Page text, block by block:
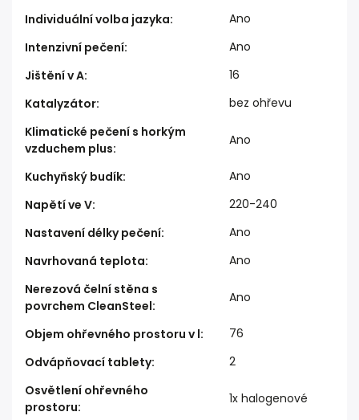
Individuální volba jazyka:
Ano
Intenzivní pečení:
Ano
Jištění v A:
16
Katalyzátor:
bez ohřevu
Klimatické pečení s horkým
vzduchem plus:
Ano
Kuchyňský budík:
Ano
Napětí ve V:
220-240
Nastavení délky pečení:
Ano
Navrhovaná teplota:
Ano
Nerezová čelní stěna s
povrchem CleanSteel:
Ano
Objem ohřevného prostoru v l:
76
Odvápňovací tablety:
2
Osvětlení ohřevného
prostoru:
1x halogenové